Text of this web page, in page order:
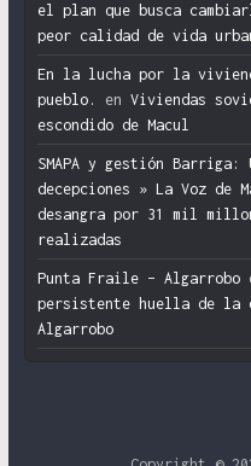
el plan que busca
peor calidad de vida
En la lucha por la
pueblo.
en Viviendas
escondido de Macul
SMAPA y gestión Barriga:
decepciones » La Voz de
desangra por 31 mil
realizadas
Punta Fraile – Algarrobo
persistente huella de la
Algarrobo